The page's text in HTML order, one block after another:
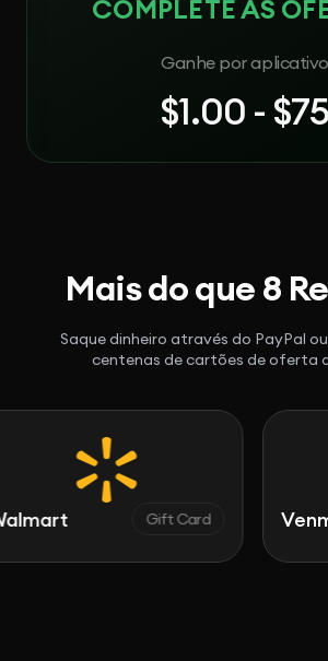
COMPLETE AS
Ganhe por aplicativo
$1.00 - $75
Mais do que 8
Saque dinheiro através do PayPal
centenas de cartões de oferta
Gift Card Venmo